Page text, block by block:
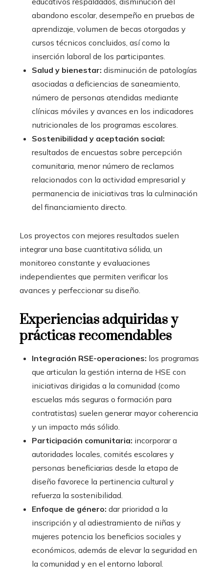
abandono escolar, desempeño en pruebas de
aprendizaje, volumen de becas otorgadas y
cursos técnicos concluidos, así como la
inserción laboral de los participantes.
Salud y bienestar: disminución de patologías
asociadas a deficiencias de saneamiento,
número de personas atendidas mediante
clínicas móviles y avances en los indicadores
nutricionales de los programas escolares.
Sostenibilidad y aceptación social:
resultados de encuestas sobre percepción
comunitaria, menor número de reclamos
relacionados con la actividad empresarial y
permanencia de iniciativas tras la culminación
del financiamiento directo.
Los proyectos con mejores resultados suelen
integrar una base cuantitativa sólida, un
monitoreo constante y evaluaciones
independientes que permiten verificar los
avances y perfeccionar su diseño.
Experiencias adquiridas y
prácticas recomendables
Integración RSE-operaciones: los programas
que articulan la gestión interna de HSE con
iniciativas dirigidas a la comunidad (como
escuelas más seguras o formación para
contratistas) suelen generar mayor coherencia
y un impacto más sólido.
Participación comunitaria: incorporar a
autoridades locales, comités escolares y
personas beneficiarias desde la etapa de
diseño favorece la pertinencia cultural y
refuerza la sostenibilidad.
Enfoque de género: dar prioridad a la
inscripción y al adiestramiento de niñas y
mujeres potencia los beneficios sociales y
económicos, además de elevar la seguridad en
la comunidad y en el entorno laboral.